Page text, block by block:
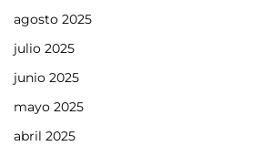
agosto 2025
julio 2025
junio 2025
mayo 2025
abril 2025